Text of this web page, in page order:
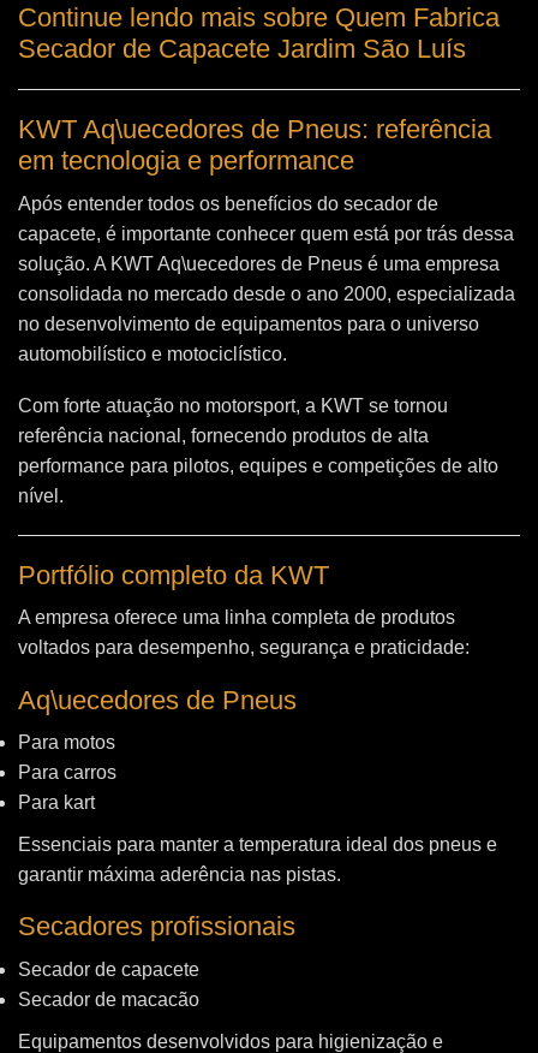
Continue lendo mais sobre Quem Fabrica
Secador de Capacete Jardim São Luís
KWT Aq\uecedores de Pneus: referência
em tecnologia e performance
Após entender todos os benefícios do secador de
capacete, é importante conhecer quem está por trás dessa
solução. A KWT Aq\uecedores de Pneus é uma empresa
consolidada no mercado desde o ano 2000, especializada
no desenvolvimento de equipamentos para o universo
automobilístico e motociclístico.
Com forte atuação no motorsport, a KWT se tornou
referência nacional, fornecendo produtos de alta
performance para pilotos, equipes e competições de alto
nível.
Portfólio completo da KWT
A empresa oferece uma linha completa de produtos
voltados para desempenho, segurança e praticidade:
Aq\uecedores de Pneus
Para motos
Para carros
Para kart
Essenciais para manter a temperatura ideal dos pneus e
garantir máxima aderência nas pistas.
Secadores profissionais
Secador de capacete
Secador de macacão
Equipamentos desenvolvidos para higienização e